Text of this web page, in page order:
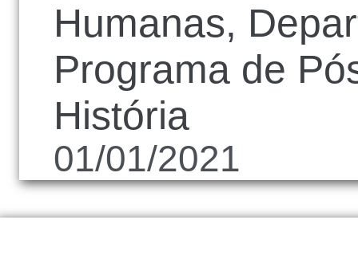
Humanas,
Programa de
História
01/01/2021